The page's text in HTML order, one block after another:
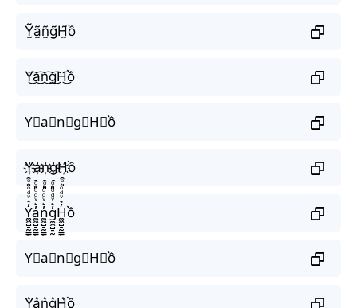
Ỹ̰ã̰ñ̰g̰̃H̰̃ồ
Y͜͡a͜͡n͜͡g͜͡H͜͡ồ
Y⃟a⃟n⃟g⃟H⃟ồ
Y҉a҉n҉g҉H҉ồ
Y̼͖̺̠̰͇̙̓͛ͮͩͦ̎ͦ̑ͅa̼͖̺̠̰͇̙̓͛ͮͩͦ̎ͦ̑ͅn̼͖̺̠̰͇̙̓͛ͮͩͦ̎ͦ̑ͅg̼͖̺̠̰͇̙̓͛ͮͩͦ̎ͦ̑ͅH̼͖̺̠̰͇̙̓͛ͮͩͦ̎ͦ̑ͅồ
Y⃗a⃗n⃗g⃗H⃗ồ
Y͛a͛n͛g͛H͛ồ